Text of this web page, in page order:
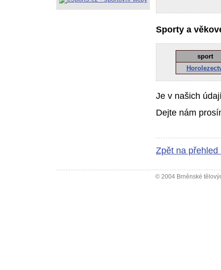
Sporty a
sport
Je v našich
Dejte nám
Zpět na přehled
© 2004 Brněnské